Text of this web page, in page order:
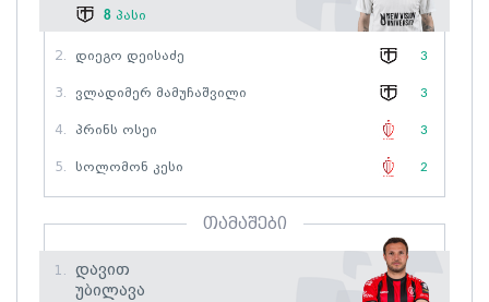
8 პასი
2. Დიეგო Დეისაძე 3
3. Ვლადიმერ Მამუჩაშვილი 3
4. Პრინს Ოსეი 3
5. Სოლომონ Კესი 2
თამაშები
1.
Დავით
Უბილავა